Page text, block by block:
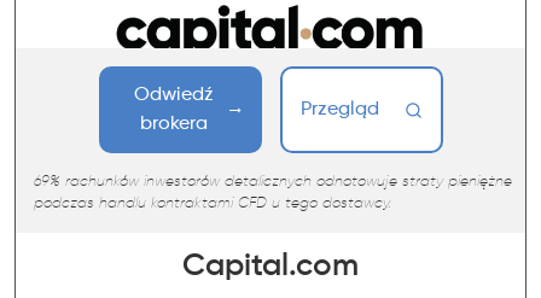
Odwiedź
brokera
Przegląd
69% rachunków inwestorów detalicznych odnotowuje straty pieniężne
podczas handlu kontraktami CFD u tego dostawcy.
Capital.com